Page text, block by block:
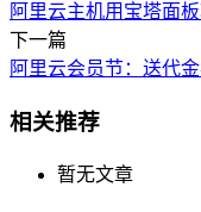
阿里云主机用宝塔面
下一篇
阿里云会员节：送代
相关推荐
暂无文章